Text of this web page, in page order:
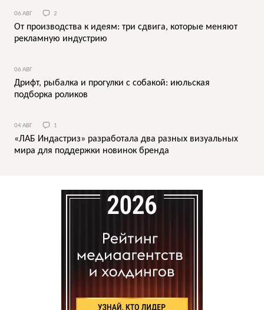
06 АВГ 2
От производства к идеям: три сдвига, которые меняют
рекламную индустрию
06 АВГ
Дрифт, рыбалка и прогулки с собакой: июльская
подборка роликов
04 АВГ 1
«ЛАБ Индастриз» разработала два разных визуальных
мира для поддержки новинок бренда